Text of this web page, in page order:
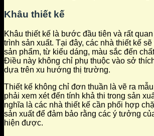
Khâu thiết kế
Khâu thiết kế là bước đầu tiên và rất
trình sản xuất. Tại đây, các nhà thiết kế
sản phẩm, từ kiểu dáng, màu sắc đến
Điều này không chỉ phụ thuộc vào sở
dựa trên xu hướng thị trường.
Thiết kế không chỉ đơn thuần là vẽ ra
phải xem xét đến tính khả thi trong sản
nghĩa là các nhà thiết kế cần phối hợp
sản xuất để đảm bảo rằng các ý tưởng
hiện được.